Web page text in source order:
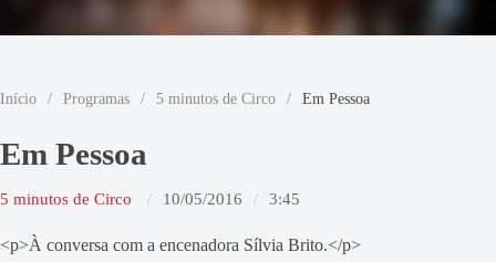
Início / Programas / 5 minutos de Circo / Em Pessoa
Em Pessoa
5 minutos de Circo 10/05/2016 3:45
<p>À conversa com a encenadora Sílvia Brito.</p>